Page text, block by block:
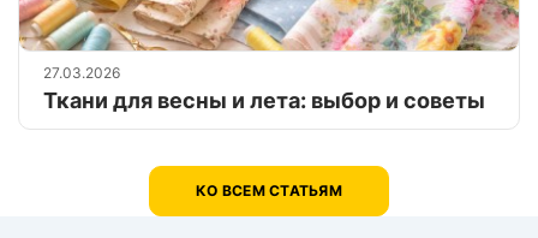
27.03.2026
Ткани для весны и лета: выбор и советы
КО ВСЕМ СТАТЬЯМ